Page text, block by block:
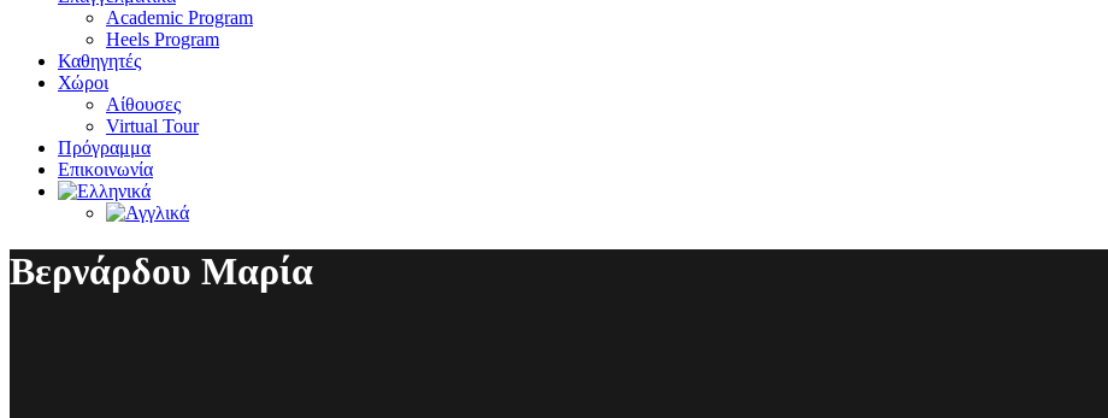
Academic Program
Heels Program
Καθηγητές
Χώροι
Αίθουσες
Virtual Tour
Πρόγραμμα
Επικοινωνία
Βερνάρδου Μαρία